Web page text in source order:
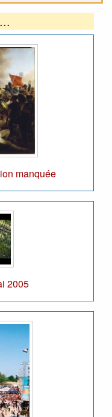
manquée
2005